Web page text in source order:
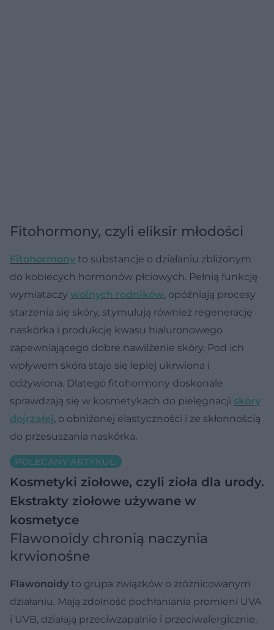
Fitohormony, czyli eliksir młodości
Fitohormony to substancje o działaniu zbliżonym
do kobiecych hormonów płciowych. Pełnią funkcję
wymiataczy wolnych rodników, opóźniają procesy
starzenia się skóry, stymulują również regenerację
naskórka i produkcję kwasu hialuronowego
zapewniającego dobre nawilżenie skóry. Pod ich
wpływem skóra staje się lepiej ukrwiona i
odżywiona. Dlatego fitohormony doskonale
sprawdzają się w kosmetykach do pielęgnacji skóry
dojrzałej, o obniżonej elastyczności i ze skłonnością
do przesuszania naskórka.
POLECANY ARTYKUŁ:
Kosmetyki ziołowe, czyli zioła dla urody.
Ekstrakty ziołowe używane w
kosmetyce
Flawonoidy chronią naczynia
krwionośne
Flawonoidy to grupa związków o zróżnicowanym
działaniu. Mają zdolność pochłaniania promieni UVA
i UVB, działają przeciwzapalnie i przeciwalergicznie,